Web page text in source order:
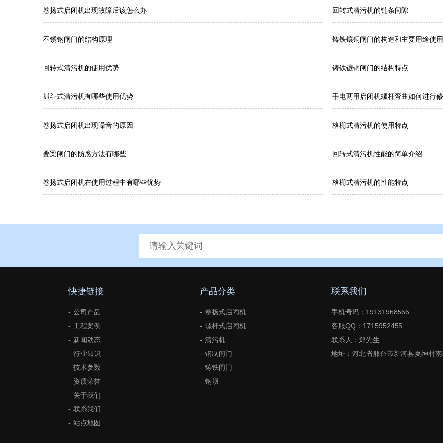
卷扬式启闭机出现故障后该怎么办 回转式清污机的链条间隙
不锈钢闸门的结构原理 铸铁镶铜闸门的构造和主要用途使
回转式清污机的使用优势 铸铁镶铜闸门的结构特点
抓斗式清污机有哪些使用优势 手电两用启闭机螺杆弯曲如何进行
卷扬式启闭机出现噪音的原因 格栅式清污机的使用特点
叠梁闸门的防腐方法有哪些 回转式清污机性能的简单介绍
卷扬式启闭机在使用过程中有哪些优势 格栅式清污机的性能特点
快捷链接
公司产品
工程案例
新闻动态
行业知识
技术参数
资质荣誉
关于我们
联系我们
站点地图
产品分类
卷扬式启闭机
螺杆式启闭机
清污机
钢制闸门
铸铁闸门
钢坝
联系我们
手机号码：19131968566
客服QQ：1715952455
联系人：郑先生
地址：河北省邢台市新河县夏神村